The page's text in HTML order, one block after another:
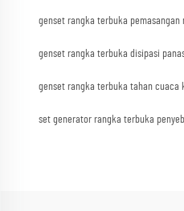
genset rangka terbuka pemasangan
genset rangka terbuka disipasi
genset rangka terbuka tahan cuaca
set generator rangka terbuka